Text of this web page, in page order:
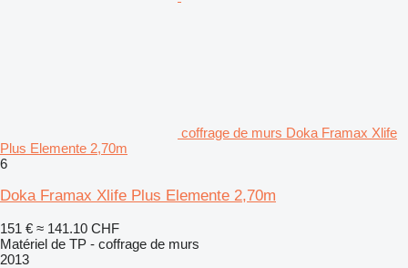
coffrage de murs Doka Framax Xlife
Plus Elemente 2,70m
6
Doka Framax Xlife Plus Elemente 2,70m
151 € ≈ 141.10 CHF
Matériel de TP - coffrage de murs
2013